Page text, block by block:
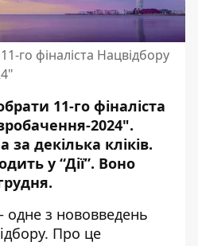
го фіналіста Нацвідбору
11-го фіналіста
2024".
за декілька кліків.
у “Дії”. Воно
одне з нововведень
Про це